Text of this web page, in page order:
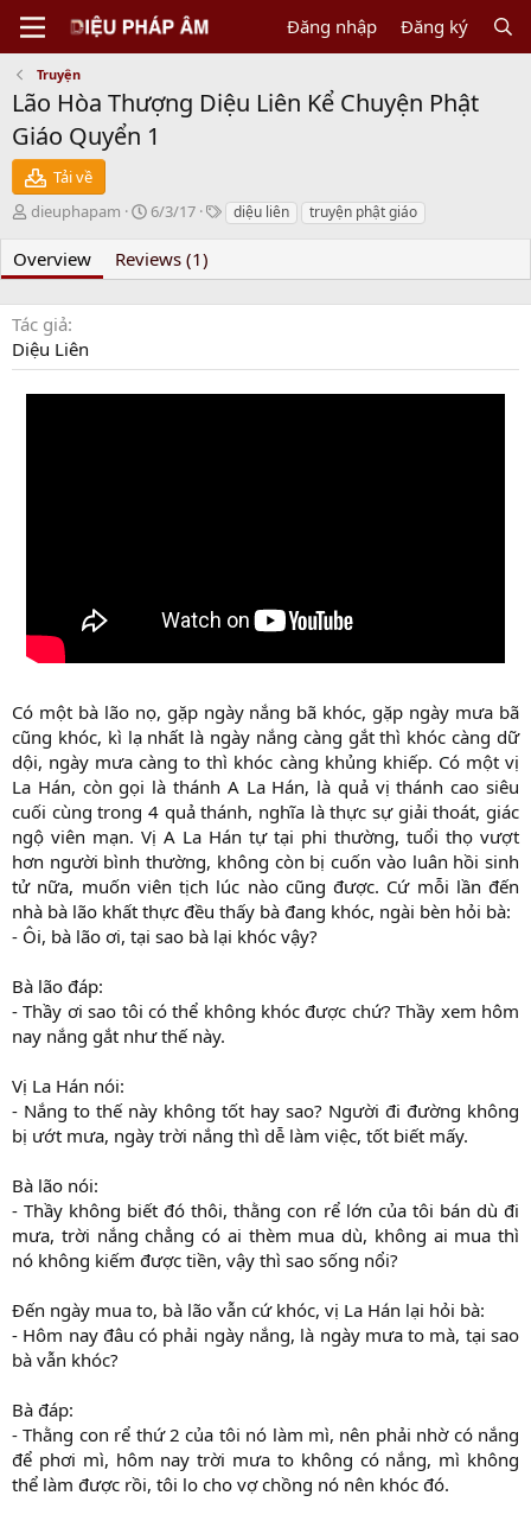
Đăng nhập Đăng ký
Truyện
Lão Hòa Thượng Diệu Liên Kể Chuyện Phật
Giáo Quyển 1
Tải về
N
ư
ờ
g
ử
i
dieuphapam
C
e
a
6/3/17
T
s
diệu liên truyện phật giáo
Overview Reviews (1)
Tác giả
Diệu Liên
Có một bà lão nọ, gặp ngày nắng bã khóc, gặp ngày mưa bã
cũng khóc, kì lạ nhất là ngày nắng càng gắt thì khóc càng dữ
dội, ngày mưa càng to thì khóc càng khủng khiếp. Có một vị
La Hán, còn gọi là thánh A La Hán, là quả vị thánh cao siêu
cuối cùng trong 4 quả thánh, nghĩa là thực sự giải thoát, giác
ngộ viên mạn. Vị A La Hán tự tại phi thường, tuổi thọ vượt
hơn người bình thường, không còn bị cuốn vào luân hồi sinh
tử nữa, muốn viên tịch lúc nào cũng được. Cứ mỗi lần đến
nhà bà lão khất thực đều thấy bà đang khóc, ngài bèn hỏi bà:
- Ôi, bà lão ơi, tại sao bà lại khóc vậy?
Bà lão đáp:
- Thầy ơi sao tôi có thể không khóc được chứ? Thầy xem hôm
nay nắng gắt như thế này.
Vị La Hán nói:
- Nắng to thế này không tốt hay sao? Người đi đường không
bị ướt mưa, ngày trời nắng thì dễ làm việc, tốt biết mấy.
Bà lão nói:
- Thầy không biết đó thôi, thằng con rể lớn của tôi bán dù đi
mưa, trời nắng chẳng có ai thèm mua dù, không ai mua thì
nó không kiếm được tiền, vậy thì sao sống nổi?
Đến ngày mua to, bà lão vẫn cứ khóc, vị La Hán lại hỏi bà:
- Hôm nay đâu có phải ngày nắng, là ngày mưa to mà, tại sao
bà vẫn khóc?
Bà đáp:
- Thằng con rể thứ 2 của tôi nó làm mì, nên phải nhờ có nắng
để phơi mì, hôm nay trời mưa to không có nắng, mì không
thể làm được rồi, tôi lo cho vợ chồng nó nên khóc đó.